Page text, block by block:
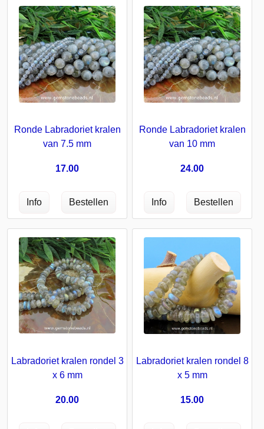
Ronde Labradoriet kralen
van 7.5 mm
17.00
Ronde Labradoriet kralen
van 10 mm
24.00
Labradoriet kralen rondel 3
x 6 mm
20.00
Labradoriet kralen rondel 8
x 5 mm
15.00